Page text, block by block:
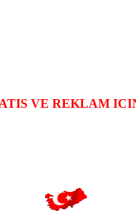
VE REKLAM